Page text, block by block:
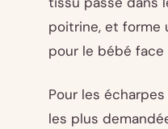
poitrine, et forme
pour le bébé face
Pour les
les plus